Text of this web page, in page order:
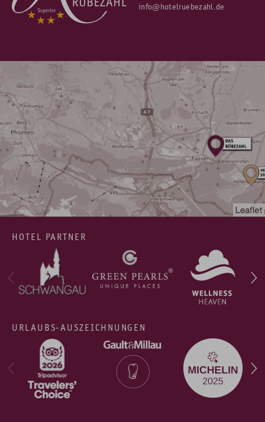
info@hotelruebezahl.de
HOTEL PARTNER
URLAUBS-AUSZEICHNUNGEN